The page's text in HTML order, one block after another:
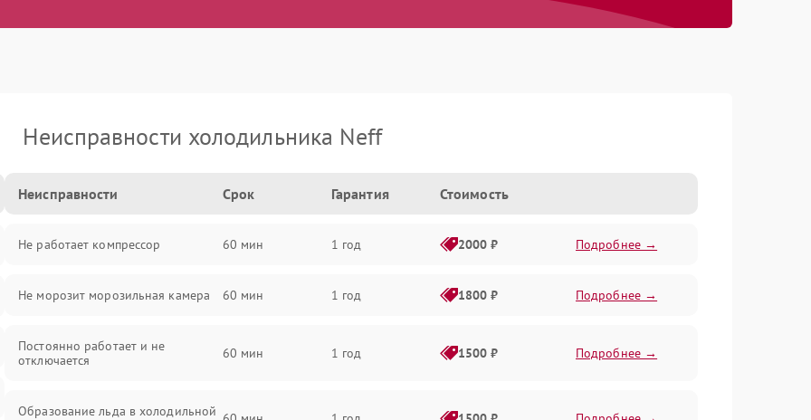
Неисправности холодильника Neff
Неисправности Срок Гарантия Стоимость
Не работает компрессор 60 мин 1 год 2000 ₽ Подробнее →
Не морозит морозильная камера 60 мин 1 год 1800 ₽ Подробнее →
Постоянно работает и не
отключается
60 мин 1 год 1500 ₽ Подробнее →
Образование льда в холодильной